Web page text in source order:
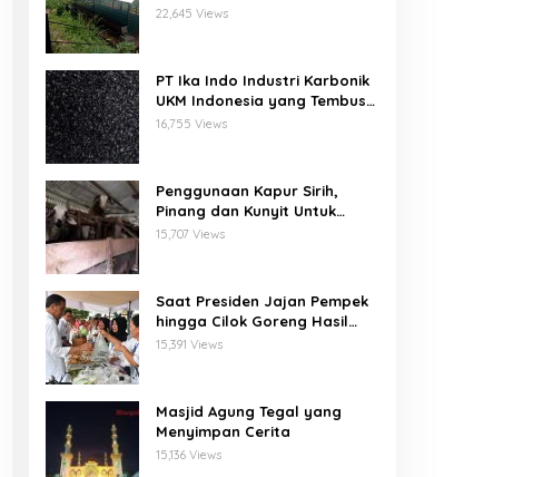
Bogor
22,645 Views
PT Ika Indo Industri Karbonik
UKM Indonesia yang Tembus
Pasar Global
16,755 Views
Penggunaan Kapur Sirih,
Pinang dan Kunyit Untuk
Pengobatan Penyakit Orf
15,707 Views
Saat Presiden Jajan Pempek
hingga Cilok Goreng Hasil
Binaan PNM Mekaar
15,391 Views
Masjid Agung Tegal yang
Menyimpan Cerita
15,136 Views